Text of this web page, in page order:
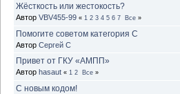
Жёсткость или жестокость?
Автор VBV455-99 « 1 2 3 4 5 6 7 Все »
Помогите советом категория С
Автор Сергей С
Привет от ГКУ «АМПП»
Автор hasaut « 1 2 Все »
С новым кодом!